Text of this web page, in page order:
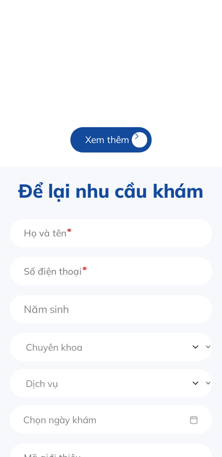
Xem thêm
Để lại nhu cầu khám
Họ và tên
Số điện thoại
Chọn ngày khám